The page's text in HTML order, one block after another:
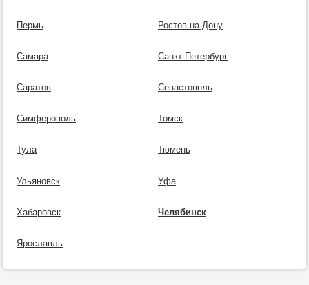
Пермь Ростов-на-Дону
Самара Санкт-Петербург
Саратов Севастополь
Симферополь Томск
Тула Тюмень
Ульяновск Уфа
Хабаровск Челябинск
Ярославль